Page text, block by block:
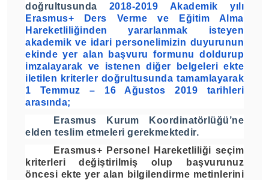
doğrultusunda 2018-2019 Akademik yılı
Erasmus+ Ders Verme ve Eğitim Alma
Hareketliliğinden yararlanmak isteyen
akademik ve idari personelimizin duyurunun
ekinde yer alan başvuru formunu doldurup
imzalayarak ve istenen diğer belgeleri ekte
iletilen kriterler doğrultusunda tamamlayarak
1 Temmuz – 16 Ağustos 2019 tarihleri
arasında;
Erasmus Kurum Koordinatörlüğü’ne
elden teslim etmeleri gerekmektedir.
Erasmus+ Personel Hareketliliği seçim
kriterleri değiştirilmiş olup başvurunuz
öncesi ekte yer alan bilgilendirme metinlerini